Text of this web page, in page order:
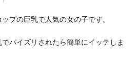
プの巨乳で人気の女の子です。
パイズリされたら簡単にイッテしま